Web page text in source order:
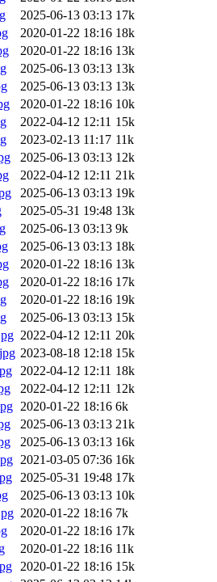
2025-06-13 03:13 17k
2020-01-22 18:16 18k
2020-01-22 18:16 13k
2025-06-13 03:13 13k
2025-06-13 03:13 13k
2020-01-22 18:16 10k
2022-04-12 12:11 15k
2023-02-13 11:17 11k
2025-06-13 03:13 12k
2022-04-12 12:11 21k
2025-06-13 03:13 19k
2025-05-31 19:48 13k
2025-06-13 03:13 9k
2025-06-13 03:13 18k
2020-01-22 18:16 13k
2020-01-22 18:16 17k
2020-01-22 18:16 19k
2025-06-13 03:13 15k
2022-04-12 12:11 20k
2023-08-18 12:18 15k
2022-04-12 12:11 18k
2022-04-12 12:11 12k
2020-01-22 18:16 6k
2025-06-13 03:13 21k
2025-06-13 03:13 16k
2021-03-05 07:36 16k
2025-05-31 19:48 17k
2025-06-13 03:13 10k
2020-01-22 18:16 7k
2020-01-22 18:16 17k
2020-01-22 18:16 11k
2020-01-22 18:16 15k